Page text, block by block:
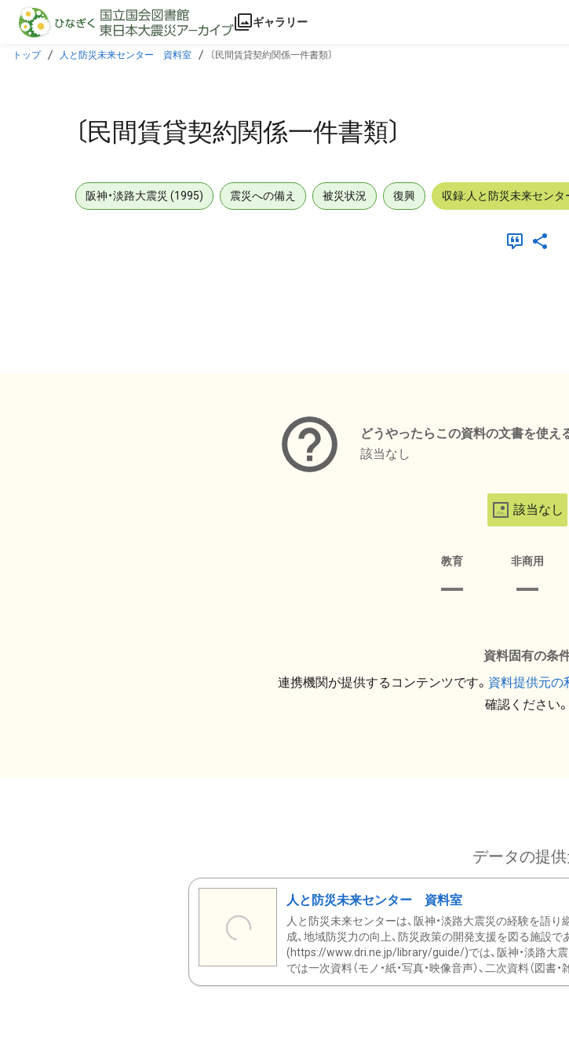
本文に飛ぶ
ギャラリー
トップ 人と防災未来センター 資料室 〔民間賃貸契約関係一件書類〕
〔民間賃貸契約関係一件書類〕
阪神・淡路大震災 (1995) 震災への備え 被災状況 復興 収録:人と防災未来セン
どうやったらこの資料の文書を使え
該当なし
該当なし
教育 非商用
資料固有の条
連携機関が提供するコンテンツです。 資料提供元の
確認ください。
データの提
人と防災未来センター 資料室
人と防災未来センターは、阪神・淡路大震災の経験を語
成、地域防災力の向上、防災政策の開発支援を図る施設で
(https://www.dri.ne.jp/library/guide/)では、阪神・淡路大
では一次資料（モノ・紙・写真・映像音声）、二次資料（図書・